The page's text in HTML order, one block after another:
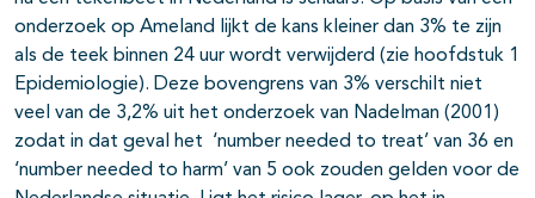
onderzoek op Ameland lijkt de kans kleiner dan 3% te zijn
als de teek binnen 24 uur wordt verwijderd (zie hoofdstuk 1
Epidemiologie). Deze bovengrens van 3% verschilt niet
veel van de 3,2% uit het onderzoek van Nadelman (2001)
zodat in dat geval het ‘number needed to treat’ van 36 en
‘number needed to harm’ van 5 ook zouden gelden voor de